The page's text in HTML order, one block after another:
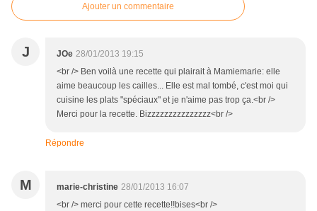
Ajouter un commentaire
J JOe 28/01/2013 19:15
<br /> Ben voilà une recette qui plairait à Mamiemarie: elle
aime beaucoup les cailles... Elle est mal tombé, c'est moi qui
cuisine les plats "spéciaux" et je n'aime pas trop ça.<br />
Merci pour la recette. Bizzzzzzzzzzzzzzz<br />
Répondre
M marie-christine 28/01/2013 16:07
<br /> merci pour cette recette!!bises<br />